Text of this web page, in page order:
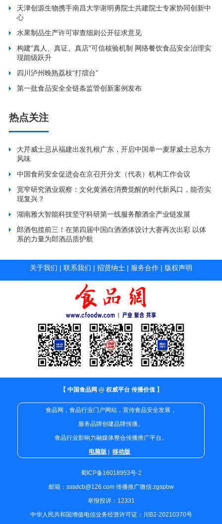
天津创源生物携手南昌大学谢明勇院士共建院士专家协同创新中
心
水果制品生产许可审查细则公开征求意见
构建“真人、真证、真店”可信核验机制 网络餐饮食品安全治理实
现能级跃升
四川泸州晚熟荔枝“打擂台”
第一批食品安全全链条监管创新案例发布
热点关注
大芹威士忌从福建出发扎根广东，开启中国单一麦芽威士忌东方
风味
中国食药安全促进会在京召开分支（代表）机构工作会议
宽窄研究酒业观察：文化黄酒在消费觉醒的时代新风口，能否实
现复兴？
湖南雅大智能科技坚守科研第一线服务酿酒全产业链发展
郎酒包揽前三！在第四届中国白酒酒体设计大赛再次出彩 以体
系的力量为郎酒品质护航
关于我们 | 联系我们 | 招贤纳士 | 服务合作 | 版权声明
【 中国食品网 @ 权威平台 传播价值 】
食品网，食品行业门户网站，宣传食品安全发展，
服务品牌创建品牌传播。
食品行业影响力融媒体整合传播推广平台。
电脑版 | 移动版
蜀ICP备16018953号-2
邮箱：sssdcb@126.com 传播推广微信:zgspbw
举报投诉：12331
中华人民共和国增值电信业务经营许可证：川B2-20210370号